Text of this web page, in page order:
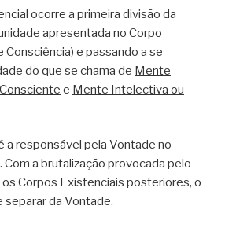
ocorre a primeira divisão da
apresentada no Corpo
Consciência) e passando a se
do que se chama de Mente
e Mente Intelectiva ou
a responsável pela Vontade no
Com a brutalização provocada pelo
Corpos Existenciais posteriores, o
separar da Vontade.